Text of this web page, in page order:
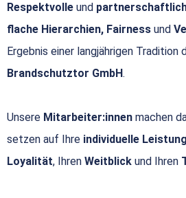
Respektvolle und
flache Hierarchien, Fairness und
Ergebnis einer langjährigen Tradition
Brandschutztor GmbH.
Unsere Mitarbeiter:innen machen
setzen auf Ihre individuelle
Loyalität, Ihren Weitblick und Ihren